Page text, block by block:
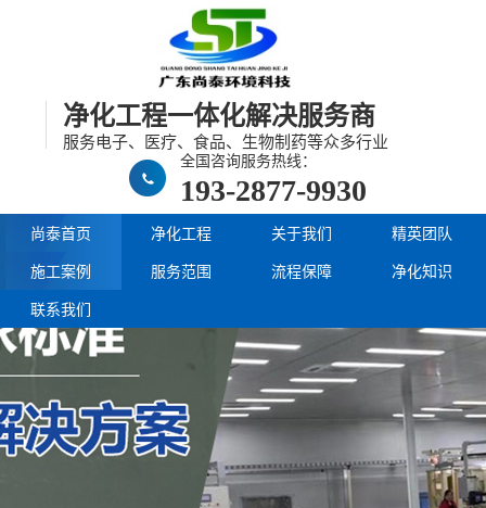
净化工程一体化解决服务商
服务电子、医疗、食品、生物制药等众多行业
全国咨询服务热线：
193-2877-9930
尚泰首页 净化工程 关于我们
精英团队
施工案例
服务范围 流程保障
净化知识
联系我们